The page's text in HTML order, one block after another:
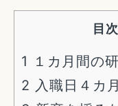
目次
1
１カ月間の
2 入職日４カ